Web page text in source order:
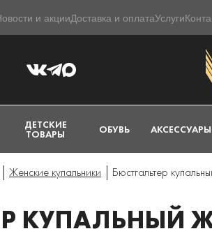
и акцииДоставка и оплатаУслуги
ДЕТСКИЕ
ТОВАРЫ ОБУВЬ АКСЕССУАРЫ
Женские купальники Бюстгальтер
КУПАЛЬНЫЙ